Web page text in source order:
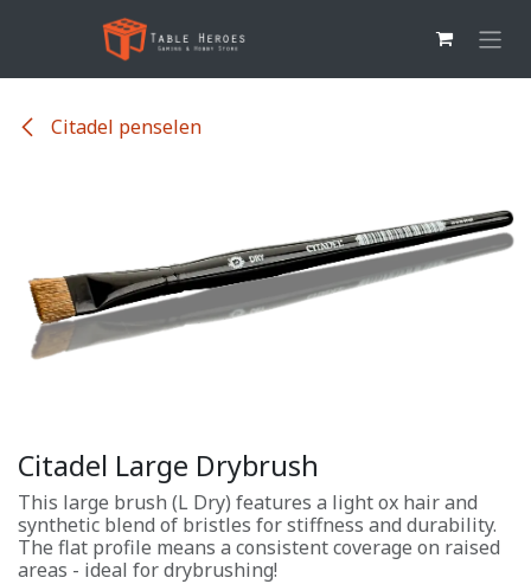
Overslaan naar inhoud
Citadel penselen
Citadel Large Drybrush
This large brush (L Dry) features a light ox hair and
synthetic blend of bristles for stiffness and durability.
The flat profile means a consistent coverage on raised
areas - ideal for drybrushing!